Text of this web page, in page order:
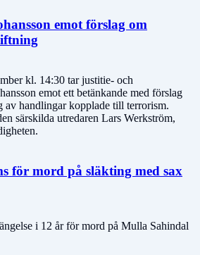
emot förslag om
kl. 14:30 tar justitie- och
emot ett betänkande med förslag
av handlingar kopplade till terrorism.
särskilda utredaren Lars Werkström,
för mord på släkting med sax
i 12 år för mord på Mulla Sahindal